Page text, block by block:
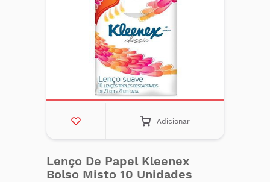
Adicionar
Lenço De Papel Kleenex
Bolso Misto 10 Unidades